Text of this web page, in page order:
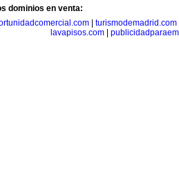
dominios en venta:
turismodemadrid.com
lavapisos.com|